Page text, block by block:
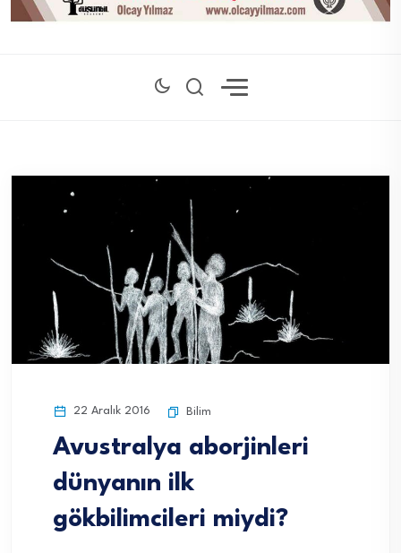
22 Aralık 2016 Bilim
Avustralya aborjinleri
dünyanın ilk
gökbilimcileri miydi?